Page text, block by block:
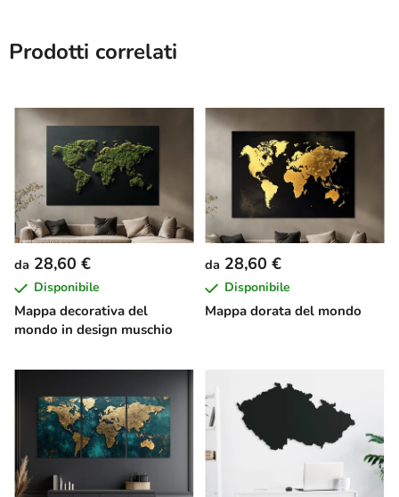
Prodotti correlati
Mappa decorativa del
mondo in design muschio
da 28,60 €
Disponibile
Mappa dorata del mondo
da 28,60 €
Disponibile